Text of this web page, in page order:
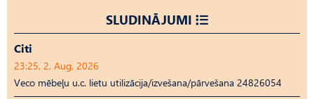
SLUDINĀJUMI
Citi
23:25, 2. Aug, 2026
Veco mēbeļu u.c. lietu utilizācija/izvešana/pārvešana 24826054